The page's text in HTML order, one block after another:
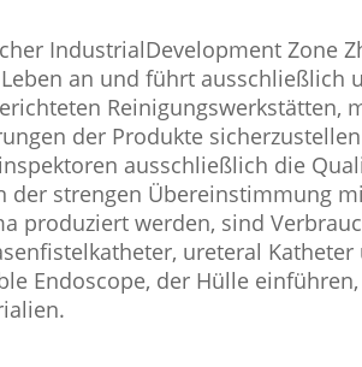
IndustrialDevelopment Zone
an und führt
der Produkte
ausschließlich die
der strengen Übereinstimmung
produziert werden, sind
ureteral
Endoscope, der Hülle